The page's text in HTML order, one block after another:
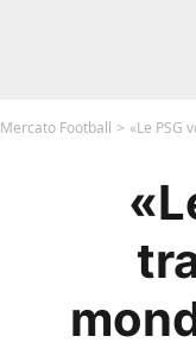
Mercato Football «Le PSG